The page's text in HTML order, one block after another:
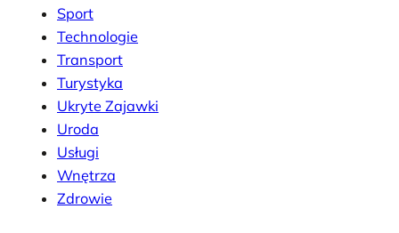
Sport
Technologie
Transport
Turystyka
Ukryte Zajawki
Uroda
Usługi
Wnętrza
Zdrowie